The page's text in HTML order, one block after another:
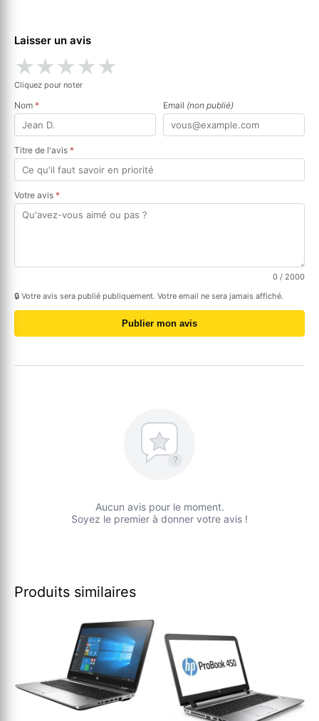
Laisser un avis
★★★★★
Cliquez pour noter
Nom * Email (non publié)
Titre de l'avis *
Votre avis *
0 / 2000
🔒 Votre avis sera publié publiquement. Votre email ne sera jamais affiché.
Publier mon avis
?
Aucun avis pour le moment.
Soyez le premier à donner votre avis !
Produits similaires